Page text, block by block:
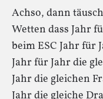
Achso, dann
Wetten dass Jahr
beim ESC Jahr für
Jahr für Jahr die
Jahr die gleichen
Jahr die gleiche